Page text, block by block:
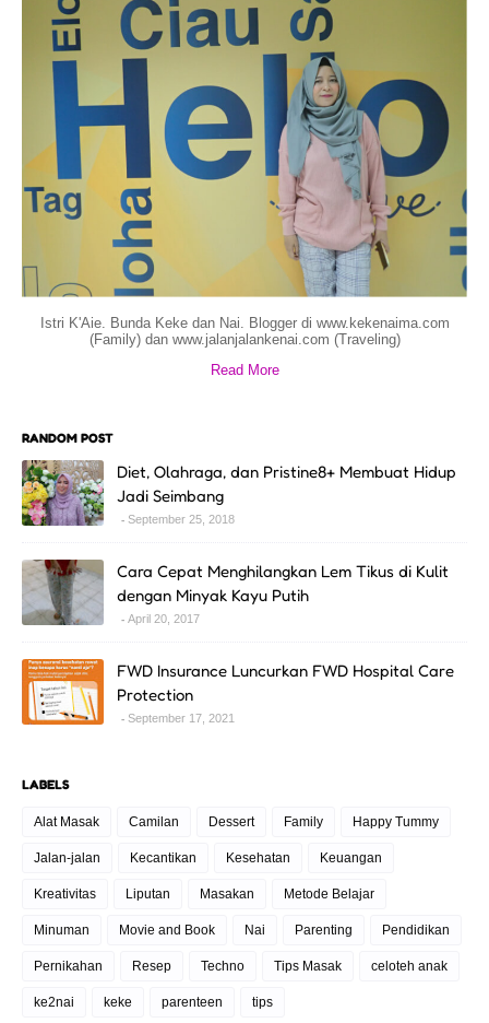
Istri K'Aie. Bunda Keke dan Nai. Blogger di www.kekenaima.com
(Family) dan www.jalanjalankenai.com (Traveling)
Read More
RANDOM POST
Diet, Olahraga, dan Pristine8+ Membuat Hidup
Jadi Seimbang
September 25, 2018
Cara Cepat Menghilangkan Lem Tikus di Kulit
dengan Minyak Kayu Putih
April 20, 2017
FWD Insurance Luncurkan FWD Hospital Care
Protection
September 17, 2021
LABELS
Alat Masak Camilan Dessert Family Happy Tummy
Jalan-jalan Kecantikan Kesehatan Keuangan
Kreativitas Liputan Masakan Metode Belajar
Minuman Movie and Book Nai Parenting Pendidikan
Pernikahan Resep Techno Tips Masak celoteh anak
ke2nai keke parenteen tips